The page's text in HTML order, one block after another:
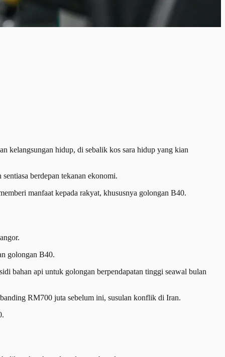
kelangsungan hidup, di sebalik kos sara hidup yang kian
berdepan tekanan ekonomi.
manfaat kepada rakyat, khususnya golongan B40.
golongan B40.
bahan api untuk golongan berpendapatan tinggi seawal bulan
RM700 juta sebelum ini, susulan konflik di Iran.